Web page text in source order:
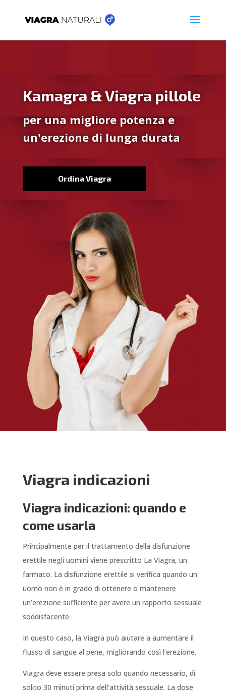
Kamagra & Viagra pillole
per una migliore potenza e
un'erezione di lunga durata
Ordina Viagra
Viagra indicazioni
Viagra indicazioni: quando e
come usarla
Principalmente per il trattamento della disfunzione
erettile negli uomini viene prescritto La Viagra, un
farmaco. La disfunzione erettile si verifica quando un
uomo non è in grado di ottenere o mantenere
un’erezione sufficiente per avere un rapporto sessuale
soddisfacente.
In questo caso, la Viagra può aiutare a aumentare il
flusso di sangue al pene, migliorando così l’erezione.
Viagra deve essere presa solo quando necessario, di
solito 30 minuti prima dell’attività sessuale. La dose